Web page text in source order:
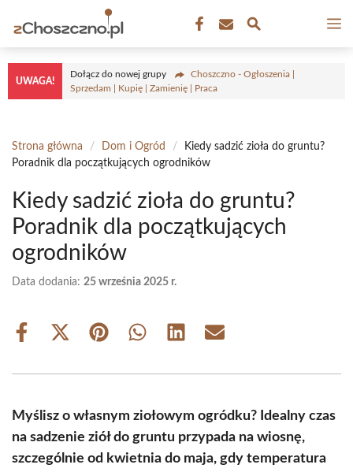
treści
UWAGA!
Dołącz do nowej grupy
Choszczno - Ogłoszenia |
Sprzedam | Kupię | Zamienię | Praca
Strona główna / Dom i Ogród /
Kiedy sadzić zioła do gruntu?
Poradnik dla początkujących ogrodników
Kiedy sadzić zioła do gruntu?
Poradnik dla początkujących
ogrodników
Data dodania: 25 września 2025 r.
Share
Share
(Twitter)
Share Share Share Share
Myślisz o własnym ziołowym ogródku? Idealny czas
na sadzenie ziół do gruntu przypada na wiosnę,
szczególnie od kwietnia do maja, gdy temperatura